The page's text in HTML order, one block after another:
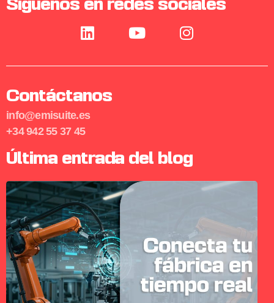
Síguenos en redes sociales
Contáctanos
info@emisuite.es
+34 942 55 37 45
Última entrada del blog